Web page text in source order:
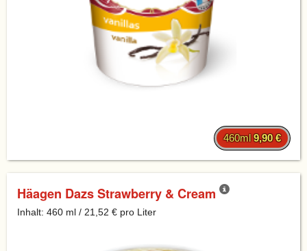
460ml9,90 €
Häagen Dazs Strawberry & Cream
Inhalt: 460 ml / 21,52 € pro Liter